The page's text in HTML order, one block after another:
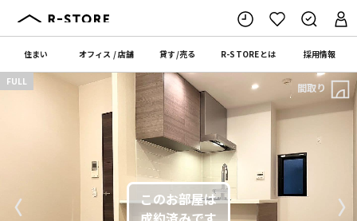
住まい オフィス /店舗 貸す/売る R-STOREとは 採用情報
〈 〉
FULL 間取り